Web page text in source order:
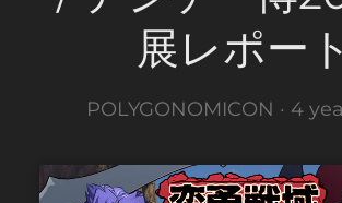
展レポート
POLYGONOMICON · 4